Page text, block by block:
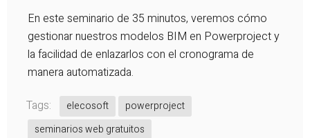
En este seminario de 35 minutos, veremos cómo
gestionar nuestros modelos BIM en Powerproject y
la facilidad de enlazarlos con el cronograma de
manera automatizada.
Tags:
elecosoft
powerproject
seminarios web gratuitos